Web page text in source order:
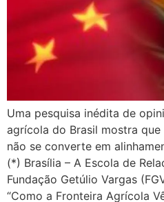
Uma pesquisa inédita de
agrícola do Brasil mostra
não se converte em
(*) Brasília – A Escola de
Fundação Getúlio Vargas
“Como a Fronteira Agrícola